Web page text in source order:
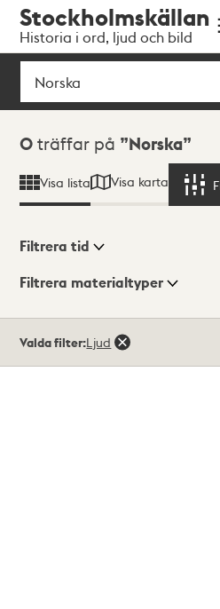
navigationen
huvudinnehållet
Stockholmskällan
Historia i ord, ljud och bild
Sök
Sökresultat
0 träffar på Norska
Visa lista Visa karta
Visningsläge
Filtrera tid
Filtrera materialtyper
träffar
Valda filter:Ljud